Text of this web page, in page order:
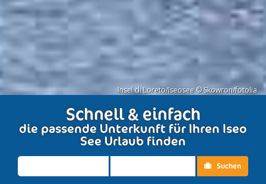
Insel di Loreto/Iseosee © Skowron/fotolia
Schnell & einfach
die passende Unterkunft für Ihren Iseo
See Urlaub finden
Suchen